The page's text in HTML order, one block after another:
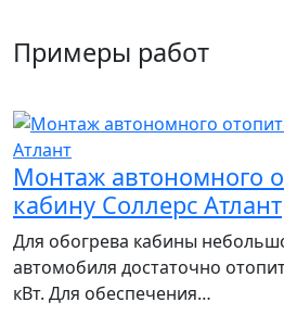
Примеры работ
Монтаж автономного
кабину Соллерс Атлант
Для обогрева кабины
автомобиля достаточно
кВт. Для обеспечения…